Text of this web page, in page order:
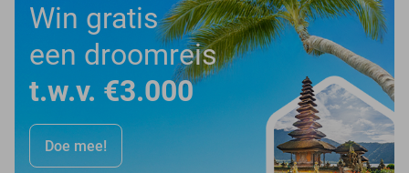
Win gratis
een droomreis
t.w.v. €3.000
Doe mee!